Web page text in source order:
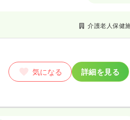
介護老人保健
気になる 詳細を見る